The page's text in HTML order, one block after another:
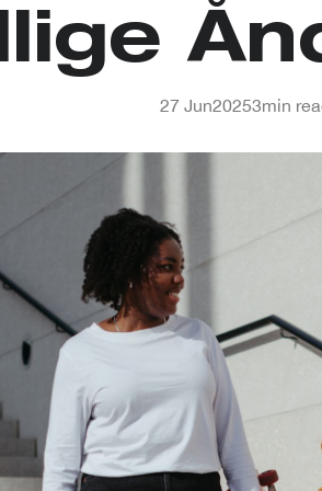
27 Jun20253min